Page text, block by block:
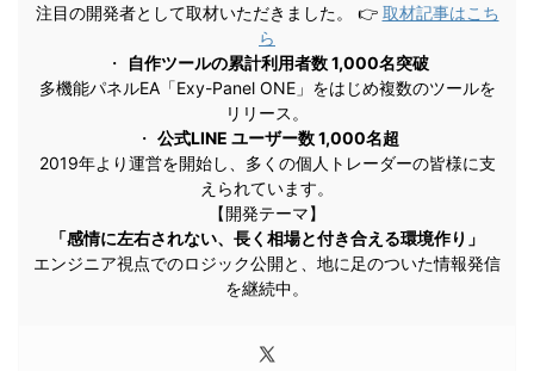
注目の開発者として取材いただきました。 👉 取材記事はこち
ら
・
自作ツールの累計利用者数 1,000名突破
多機能パネルEA「Exy-Panel ONE」をはじめ複数のツールを
リリース。
・ 公式LINE ユーザー数 1,000名超
2019年より運営を開始し、多くの個人トレーダーの皆様に支
えられています。
【開発テーマ】
「感情に左右されない、長く相場と付き合える環境作り」
エンジニア視点でのロジック公開と、地に足のついた情報発信
を継続中。